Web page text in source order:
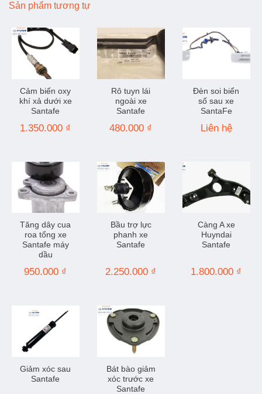
Sản phẩm tương tự
Cảm biến oxy
khí xả dưới xe
Santafe
1.350.000 ₫
Rô tuyn lái
ngoài xe
Santafe
480.000 ₫
Đèn soi biển
số sau xe
SantaFe
Liên hệ
Tăng dây cua
roa tổng xe
Santafe máy
dầu
950.000 ₫
Bầu trợ lực
phanh xe
Santafe
2.250.000 ₫
Càng A xe
Huyndai
Santafe
1.800.000 ₫
Giảm xóc sau
Santafe
Bát bào giảm
xóc trước xe
Santafe